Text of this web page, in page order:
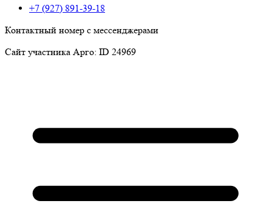
+7 (927) 891-39-18
Контактный номер с мессенджерами
Сайт участника Арго: ID 24969